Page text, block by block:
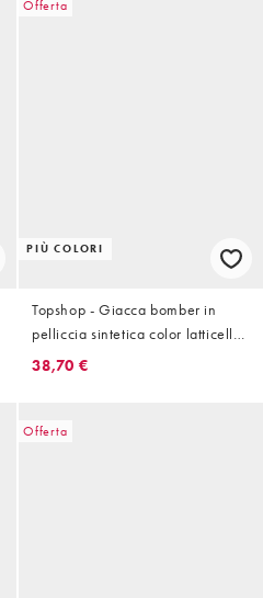
Offerta
PIÙ COLORI
Topshop - Giacca bomber in
pelliccia sintetica color latticello
con zip
38,70 €
Offerta